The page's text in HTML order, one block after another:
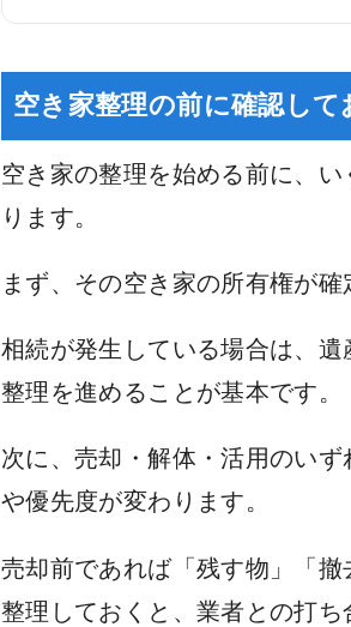
空き家整理の前に確認して
空き家の整理を始める前に、
ります。
まず、その空き家の所有権が確
相続が発生している場合は、
整理を進めることが基本です。
次に、売却・解体・活用のい
や優先度が変わります。
売却前であれば「残す物」「
整理しておくと、業者との打ち